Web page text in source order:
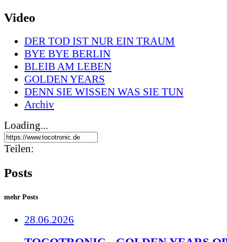
Video
DER TOD IST NUR EIN TRAUM
BYE BYE BERLIN
BLEIB AM LEBEN
GOLDEN YEARS
DENN SIE WISSEN WAS SIE TUN
Archiv
Loading...
Teilen:
Posts
mehr Posts
28.06.2026